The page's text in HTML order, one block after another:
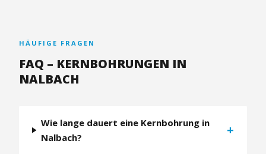
HÄUFIGE FRAGEN
FAQ – KERNBOHRUNGEN IN
NALBACH
Wie lange dauert eine Kernbohrung in
Nalbach?
+